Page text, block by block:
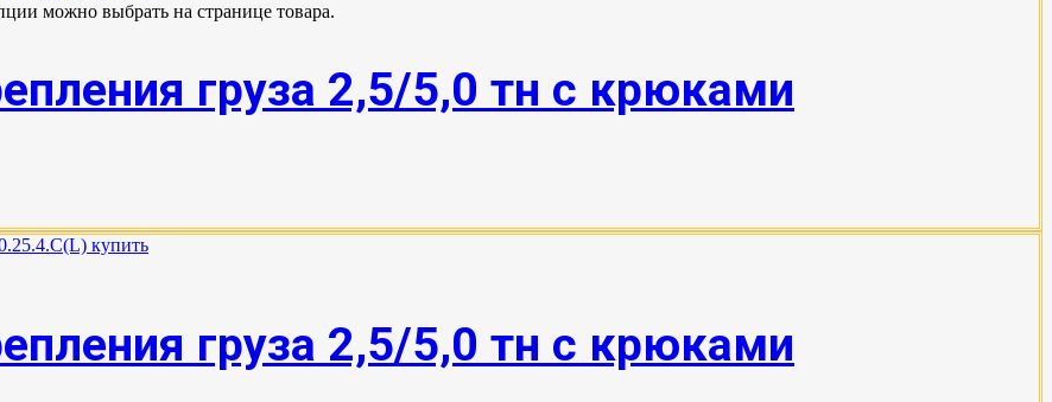
можно выбрать на странице товара.
груза 2,5/5,0 тн с крюками
груза 2,5/5,0 тн с крюками